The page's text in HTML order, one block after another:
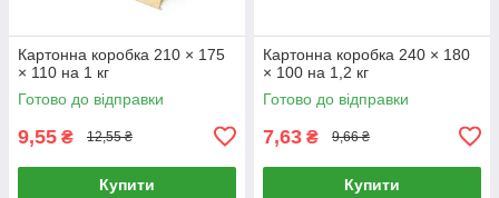
Картонна коробка 210 × 175
× 110 на 1 кг
Готово до відправки
9,55 ₴ 12,55 ₴
Купити
Картонна коробка 240 × 180
× 100 на 1,2 кг
Готово до відправки
7,63 ₴ 9,66 ₴
Купити